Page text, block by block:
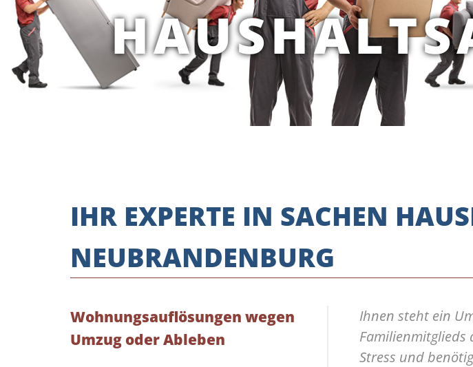
IHR EXPERTE IN SACHEN
NEUBRANDENBURG
Wohnungsauflösungen wegen
Umzug oder Ableben
Ihnen steht ein
Familienmitglieds
Stress und